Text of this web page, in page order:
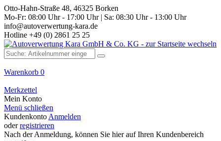
Otto-Hahn-Straße 48, 46325 Borken
Mo-Fr: 08:00 Uhr - 17:00 Uhr | Sa: 08:30 Uhr - 13:00 Uhr
info@autoverwertung-kara.de
Hotline +49 (0) 2861 25 25
Warenkorb 0
Merkzettel
Mein Konto
Menü schließen
Kundenkonto Anmelden
oderregistrieren
Nach der Anmeldung, können Sie hier auf Ihren Kundenbereich